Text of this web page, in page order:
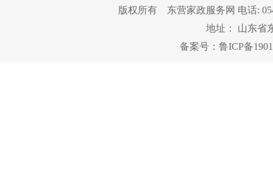
版权所有 东营家政服务网 电话:
地址： 山东省
备案号： 鲁ICP备